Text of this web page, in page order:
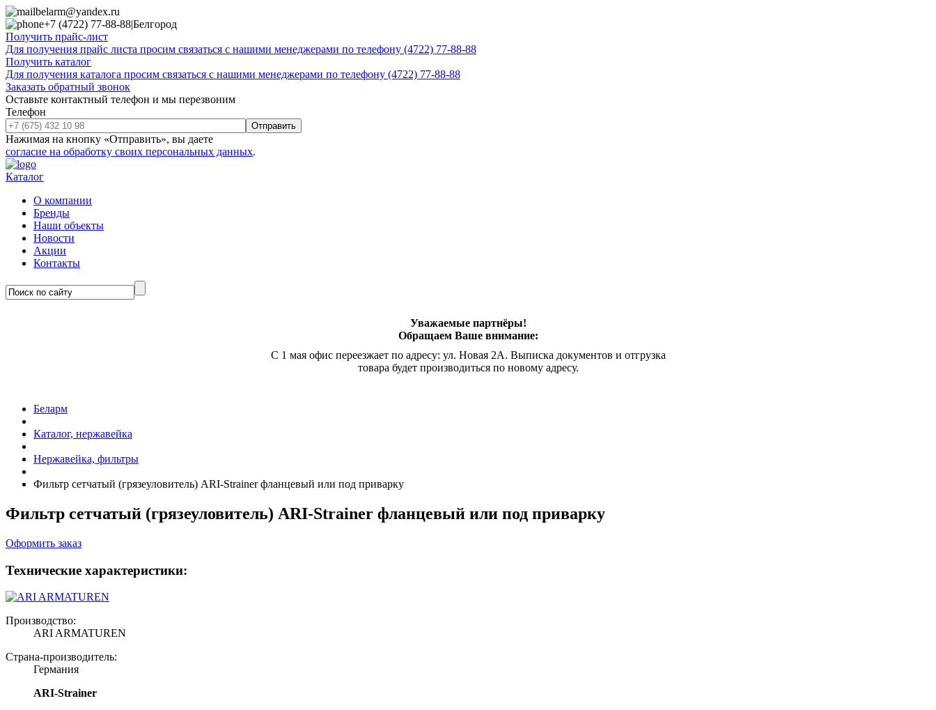
belarm@yandex.ru
+7 (4722) 77-88-88|Белгород
Получить прайс-лист
Для получения прайс листа просим связаться с нашими менеджерами по телефону (4722) 77-88-88
Получить каталог
Для получения каталога просим связаться с нашими менеджерами по телефону (4722) 77-88-88
Заказать обратный звонок
Оставьте контактный телефон и мы перезвоним
Телефон
Отправить
Нажимая на кнопку «Отправить», вы даете
согласие на обработку своих персональных данных.
Каталог
О компании
Бренды
Наши объекты
Новости
Акции
Контакты
Уважаемые партнёры!
Обращаем Ваше внимание:
С 1 мая офис переезжает по адресу: ул. Новая 2А. Выписка документов и отгрузка
товара будет производиться по новому адресу.
Беларм
Каталог, нержавейка
Нержавейка, фильтры
Фильтр сетчатый (грязеуловитель) ARI-Strainer фланцевый или под приварку
Фильтр сетчатый (грязеуловитель) ARI-Strainer фланцевый или под приварку
Оформить заказ
Технические характеристики:
Производство:
ARI ARMATUREN
Страна-производитель:
Германия
ARI-Strainer